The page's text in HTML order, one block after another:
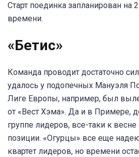
Старт поединка запланирован на
времени.
«Бетис»
Команда проводит достаточно
удалось у подопечных Мануэля
Лиге Европы, например, был
от «Вест Хэма». Да и в Примере,
группе лидеров, все-таки к весне
позиции. «Огурцы» все еще
квартет лидеров, но времени